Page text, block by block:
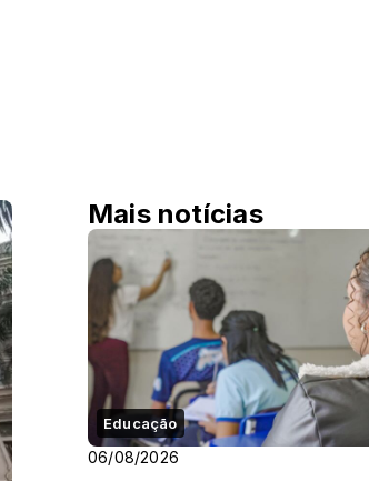
Mais notícias
Educação
06/08/2026